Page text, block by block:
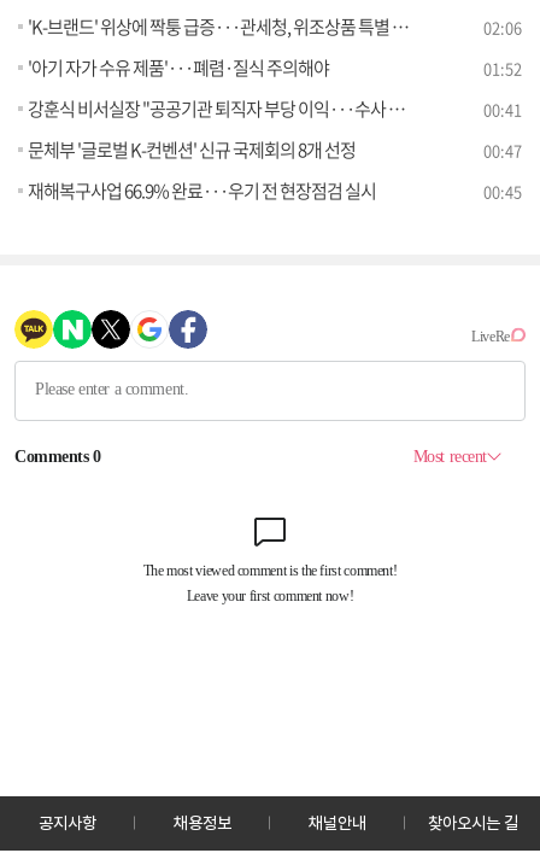
'K-브랜드' 위상에 짝퉁 급증···관세청, 위조상품 특별 단속 02:06
'아기 자가 수유 제품'···폐렴·질식 주의해야 01:52
강훈식 비서실장 "공공기관 퇴직자 부당 이익···수사 의뢰" 00:41
문체부 '글로벌 K-컨벤션' 신규 국제회의 8개 선정 00:47
재해복구사업 66.9% 완료···우기 전 현장점검 실시 00:45
공지사항 채용정보 채널안내 찾아오시는 길